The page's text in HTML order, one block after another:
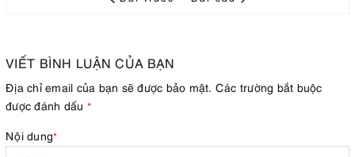
VIẾT BÌNH LUẬN CỦA BẠN
Địa chỉ email của bạn sẽ được bảo mật. Các trường bắt buộc
được đánh dấu *
Nội dung*